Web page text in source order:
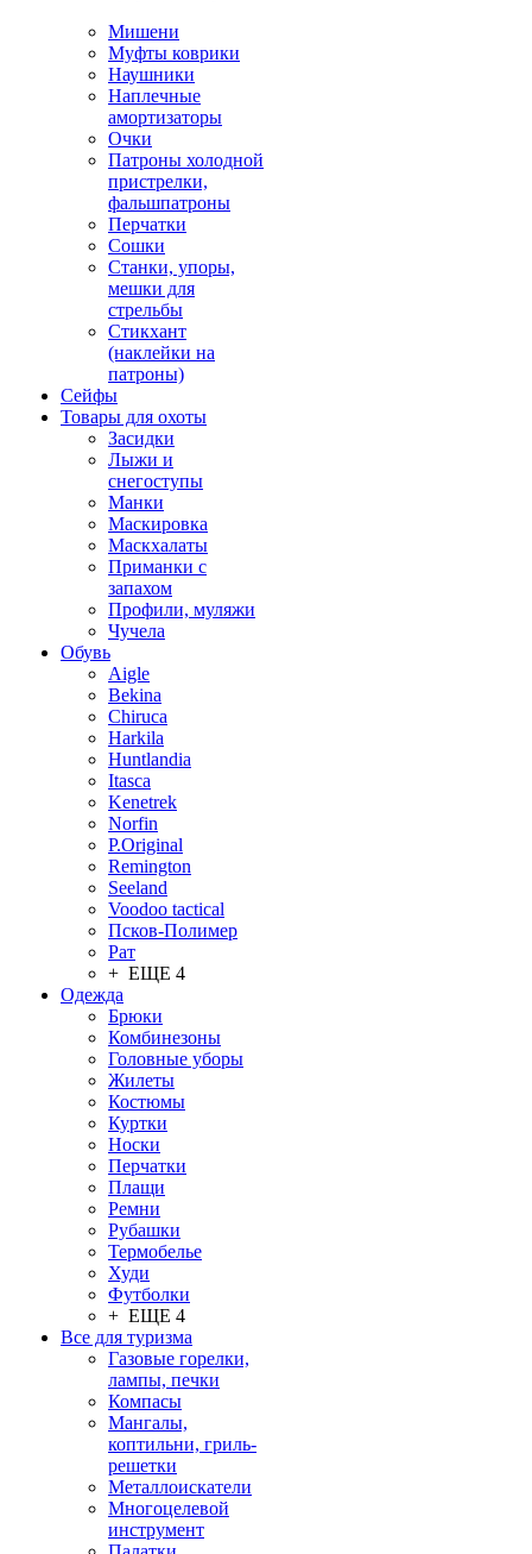
Мишени
Муфты коврики
Наушники
Наплечные
амортизаторы
Очки
Патроны холодной
пристрелки,
фальшпатроны
Перчатки
Сошки
Станки, упоры,
мешки для
стрельбы
Стикхант
(наклейки на
патроны)
Сейфы
Товары для охоты
Засидки
Лыжи и
снегоступы
Манки
Маскировка
Маскхалаты
Приманки с
запахом
Профили, муляжи
Чучела
Обувь
Aigle
Bekina
Chiruсa
Harkila
Huntlandia
Itasca
Kenetrek
Norfin
P.Original
Remington
Seeland
Voodoo tactical
Псков-Полимер
Рат
+ ЕЩЕ 4
Одежда
Брюки
Комбинезоны
Головные уборы
Жилеты
Костюмы
Куртки
Носки
Перчатки
Плащи
Ремни
Рубашки
Термобелье
Худи
Футболки
+ ЕЩЕ 4
Все для туризма
Газовые горелки,
лампы, печки
Компасы
Мангалы,
коптильни, гриль-
решетки
Металлоискатели
Многоцелевой
инструмент